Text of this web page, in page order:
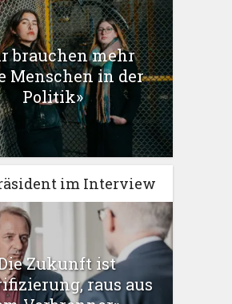
brauchen mehr
Menschen in der
Politik»
im Interview
Zukunft ist
raus aus